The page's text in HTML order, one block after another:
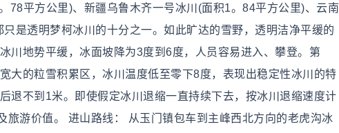
78平方公里)、新疆乌鲁木齐一号冰川(面积1。84平方公里)、云南
是透明梦柯冰川的十分之一。如此旷达的雪野，透明洁净平缓的
川地势平缓，冰面坡降为3度到6度，人员容易进入、攀登。第
大的粒雪积累区，冰川温度低至零下8度，表现出稳定性冰川的特
退不到1米。即使假定冰川退缩一直持续下去，按冰川退缩速度计
游价值。 进山路线： 从玉门镇包车到主峰西北方向的老虎沟冰